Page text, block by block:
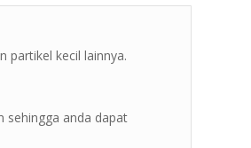
partikel kecil lainnya.
sehingga anda dapat